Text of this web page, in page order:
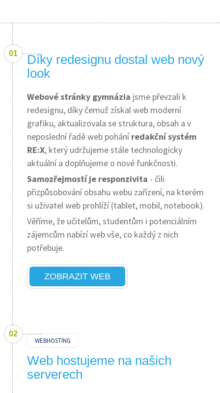
Díky redesignu dostal web nový
look
Webové stránky gymnázia jsme převzali k
redesignu, díky čemuž získal web moderní
grafiku, aktualizovala se struktura, obsah a v
neposlední řadě web pohání redakční systém
RE:X, který udržujeme stále technologicky
aktuální a doplňujeme o nové funkčnosti.
Samozřejmostí je responzivita - čili
přizpůsobování obsahu webu zařízení, na kterém
si uživatel web prohlíží (tablet, mobil, notebook).
Věříme, že učitelům, studentům i potenciálním
zájemcům nabízí web vše, co každý z nich
potřebuje.
ZOBRAZIT WEB
WEBHOSTING
Web hostujeme na našich
serverech